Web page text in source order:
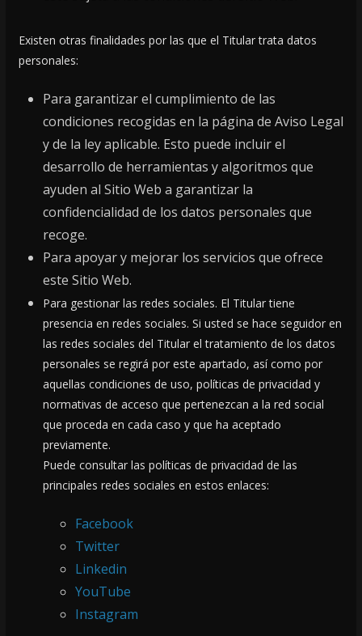
Existen otras finalidades por las que el Titular trata datos
personales:
Para garantizar el cumplimiento de las
condiciones recogidas en la página de Aviso Legal
y de la ley aplicable. Esto puede incluir el
desarrollo de herramientas y algoritmos que
ayuden al Sitio Web a garantizar la
confidencialidad de los datos personales que
recoge.
Para apoyar y mejorar los servicios que ofrece
este Sitio Web.
Para gestionar las redes sociales. El Titular tiene
presencia en redes sociales. Si usted se hace seguidor en
las redes sociales del Titular el tratamiento de los datos
personales se regirá por este apartado, así como por
aquellas condiciones de uso, políticas de privacidad y
normativas de acceso que pertenezcan a la red social
que proceda en cada caso y que ha aceptado
previamente.
Puede consultar las políticas de privacidad de las
principales redes sociales en estos enlaces:
Facebook
Twitter
Linkedin
YouTube
Instagram